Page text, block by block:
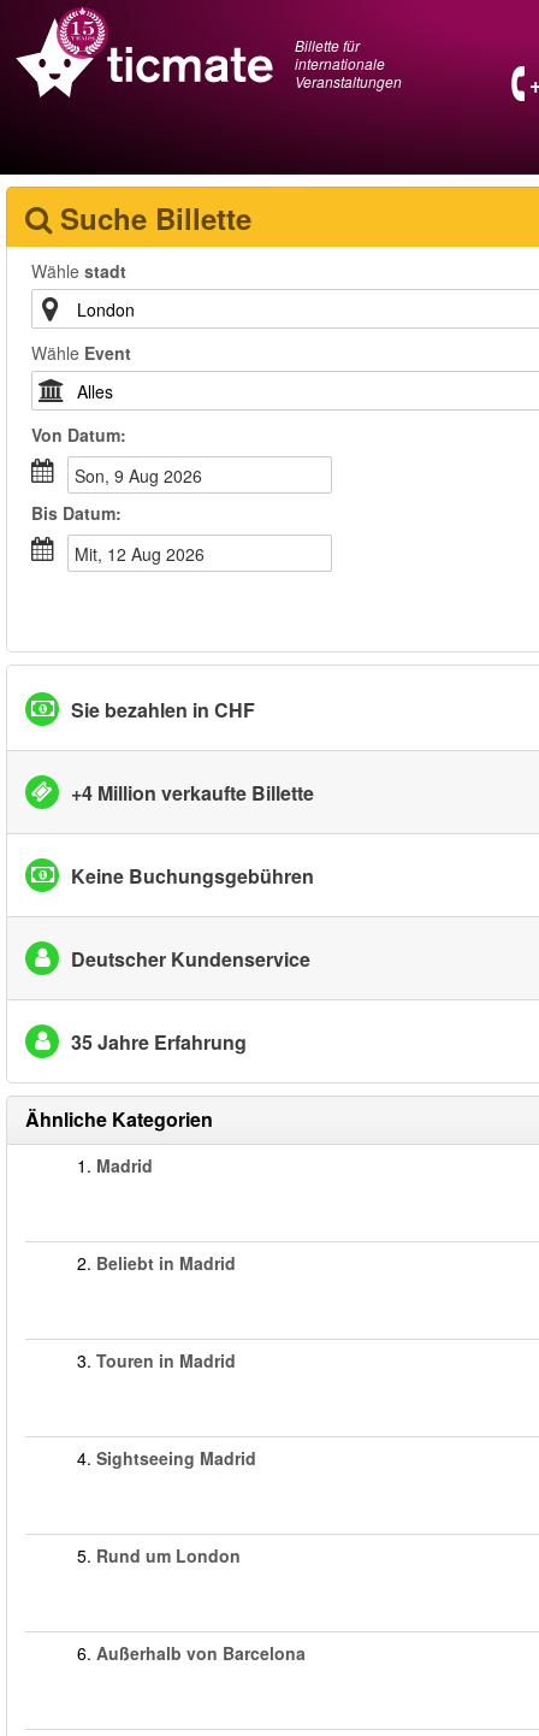
Billette für
internationale
Veranstaltungen
Suche Billette
Wähle stadt
Wähle Event
Von Datum:
Son, 9 Aug 2026
Bis Datum:
Mit, 12 Aug 2026
Sie bezahlen in CHF
+4 Million verkaufte Billette
Keine Buchungsgebühren
Deutscher Kundenservice
35 Jahre Erfahrung
Ähnliche Kategorien
1. Madrid
2. Beliebt in Madrid
3. Touren in Madrid
4. Sightseeing Madrid
5. Rund um London
6. Außerhalb von Barcelona